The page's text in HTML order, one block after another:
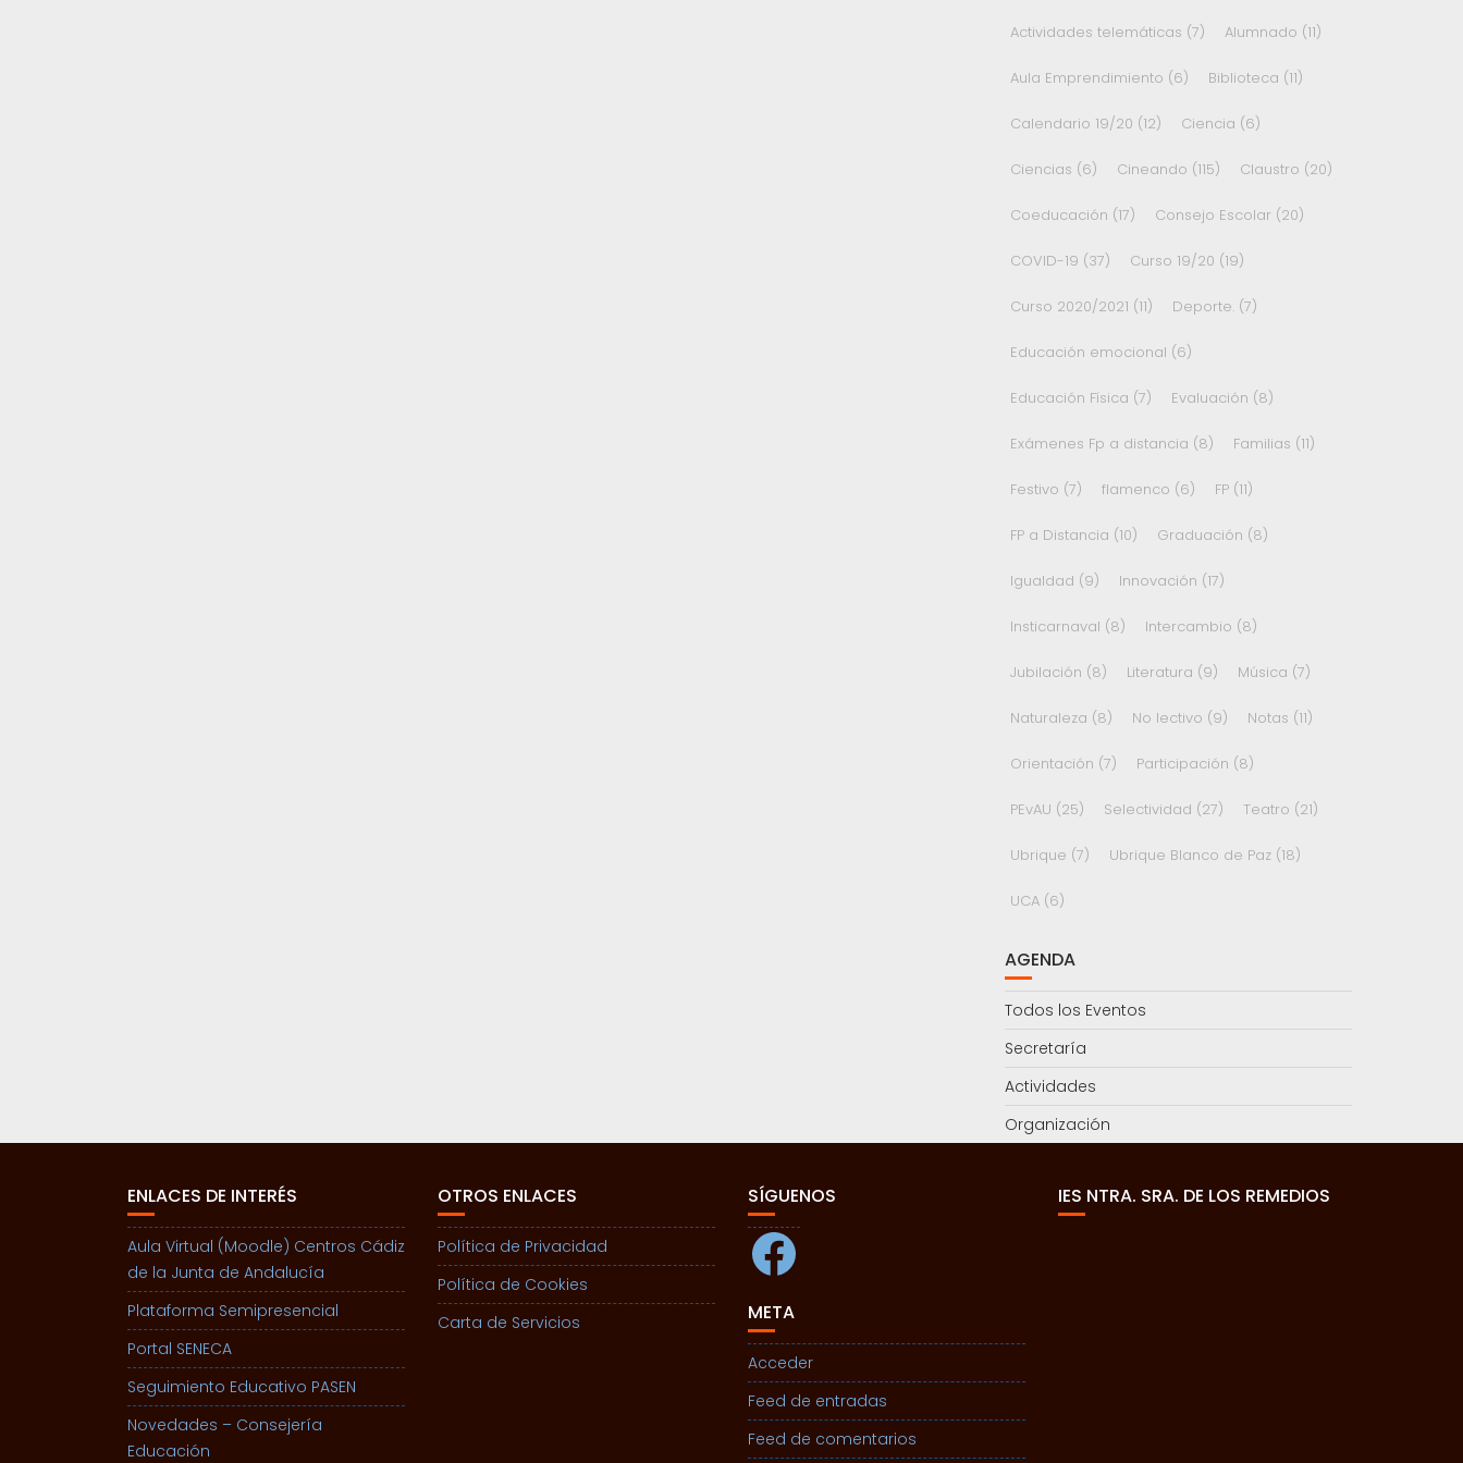
Actividades telemáticas (7) Alumnado (11)
Aula Emprendimiento (6) Biblioteca (11)
Calendario 19/20 (12) Ciencia (6)
Ciencias (6) Cineando (115) Claustro (20)
Coeducación (17) Consejo Escolar (20)
COVID-19 (37) Curso 19/20 (19)
Curso 2020/2021 (11) Deporte.(7)
Educación emocional (6)
Educación Física (7) Evaluación (8)
Exámenes Fp a distancia (8) Familias (11)
Festivo (7) flamenco (6) FP(11)
FP a Distancia (10) Graduación (8)
Igualdad (9) Innovación (17)
Insticarnaval (8) Intercambio (8)
Jubilación (8) Literatura (9) Música (7)
Naturaleza (8) No lectivo (9) Notas (11)
Orientación (7) Participación (8)
PEvAU (25) Selectividad (27) Teatro (21)
Ubrique (7) Ubrique Blanco de Paz(18)
UCA(6)
AGENDA
Todos los Eventos
Secretaría
Actividades
Organización
ENLACES DE INTERÉS
Aula Virtual (Moodle) Centros Cádiz
de la Junta de Andalucía
Plataforma Semipresencial
Portal SENECA
Seguimiento Educativo PASEN
Novedades – Consejería
Educación
OTROS ENLACES
Política de Privacidad
Política de Cookies
Carta de Servicios
SÍGUENOS
Facebook
META
Acceder
Feed de entradas
Feed de comentarios
IES NTRA. SRA. DE LOS REMEDIOS